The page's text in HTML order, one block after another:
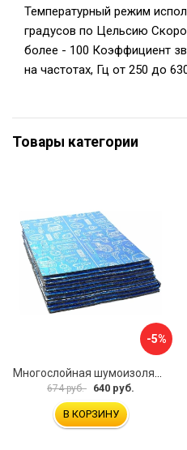
Температурный режим
градусов по Цельсию
более - 100 Коэффициент
на частотах, Гц от 250 до
Товары категории
-5%
674 руб. 640 руб.
В КОРЗИНУ